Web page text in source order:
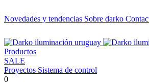
Novedades y tendencias Sobre darko
Productos
SALE
Proyectos Sistema de control
0